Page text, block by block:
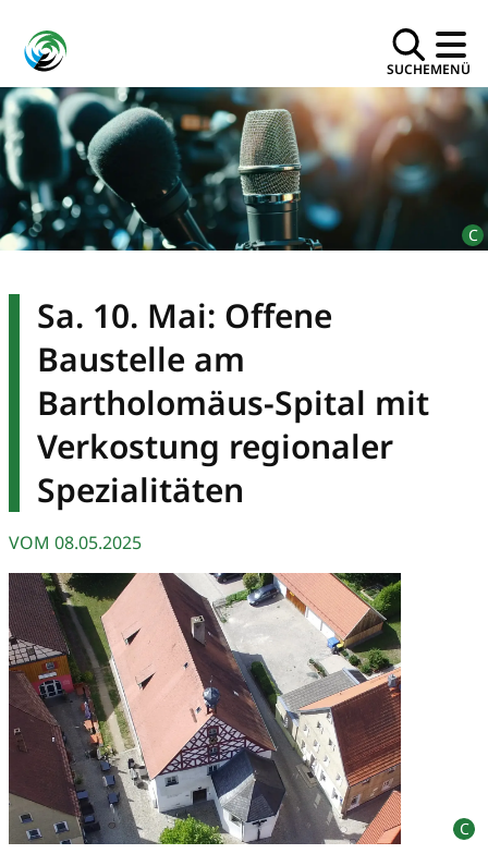
SUCHEMENÜ
Sa. 10. Mai: Offene
Baustelle am
Bartholomäus-Spital mit
Verkostung regionaler
Spezialitäten
VOM 08.05.2025